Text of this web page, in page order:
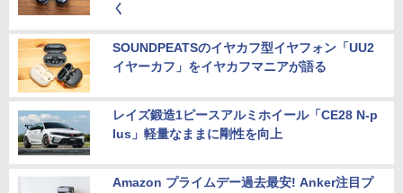
く
SOUNDPEATSのイヤカフ型イヤフォン「UU2
イヤーカフ」をイヤカフマニアが語る
レイズ鍛造1ピースアルミホイール「CE28 N-p
lus」軽量なままに剛性を向上
Amazon プライムデー過去最安! Anker注目プ